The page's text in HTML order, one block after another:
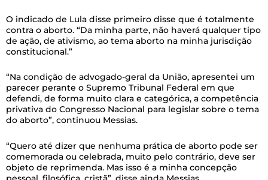
O indicado de Lula disse primeiro disse que é totalmente
contra o aborto. “Da minha parte, não haverá qualquer tipo
de ação, de ativismo, ao tema aborto na minha jurisdição
constitucional.”
“Na condição de advogado-geral da União, apresentei um
parecer perante o Supremo Tribunal Federal em que
defendi, de forma muito clara e categórica, a competência
privativa do Congresso Nacional para legislar sobre o tema
do aborto”, continuou Messias.
“Quero até dizer que nenhuma prática de aborto pode ser
comemorada ou celebrada, muito pelo contrário, deve ser
objeto de reprimenda. Mas isso é a minha concepção